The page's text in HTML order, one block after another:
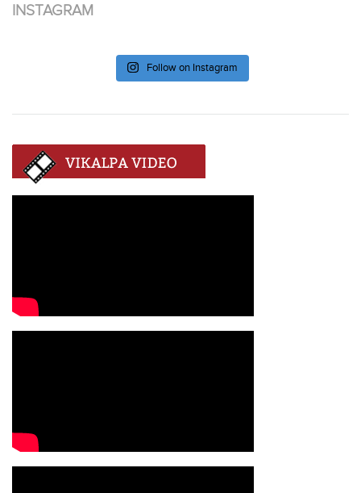
INSTAGRAM
Follow on Instagram